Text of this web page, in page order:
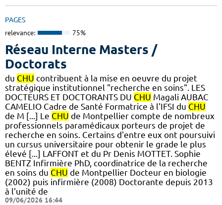
PAGES
relevance: 75%
Réseau Interne Masters /
Doctorats
du CHU contribuent à la mise en oeuvre du projet
stratégique institutionnel "recherche en soins". LES
DOCTEURS ET DOCTORANTS DU CHU Magali AUBAC
CAMELIO Cadre de Santé Formatrice à l'IFSI du CHU
de M [...] Le CHU de Montpellier compte de nombreux
professionnels paramédicaux porteurs de projet de
recherche en soins. Certains d'entre eux ont poursuivi
un cursus universitaire pour obtenir le grade le plus
élevé [...] LAFFONT et du Pr Denis MOTTET. Sophie
BENTZ Infirmière PhD, coordinatrice de la recherche
en soins du CHU de Montpellier Docteur en biologie
(2002) puis infirmière (2008) Doctorante depuis 2013
à l’unité de
09/06/2026 16:44